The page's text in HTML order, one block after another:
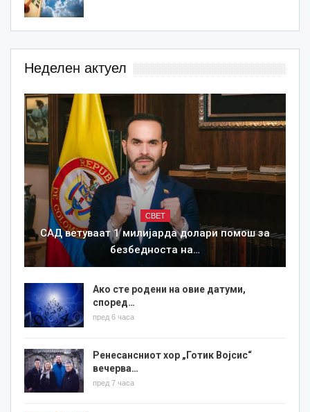
Неделен актуел
СВЕТ
САД ветуваат 1 милијарда долари помош за
безбедноста на…
Ако сте родени на овие датуми,
според…
пред 6 часа
Ренесансниот хор „Готик Војсис“
вечерва…
пред 7 часа